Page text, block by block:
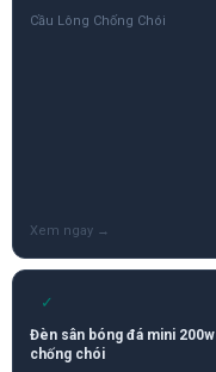
Cầu Lông Chống Chói
✓
Đèn sân bóng đá mini 200w
chống chói